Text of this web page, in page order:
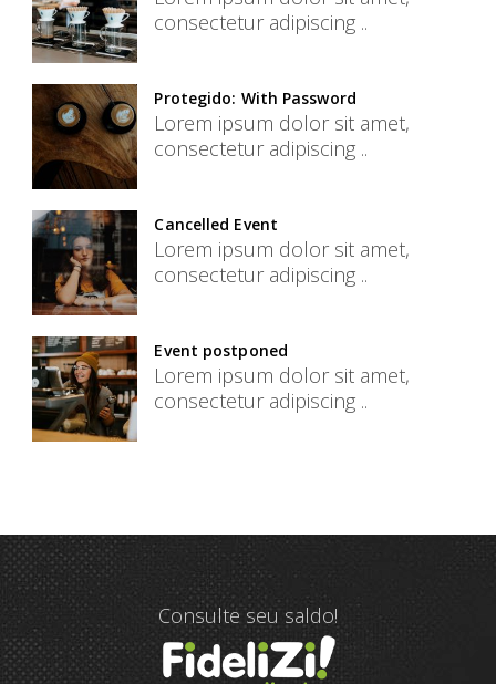
consectetur adipiscing ..
Protegido: With Password
Lorem ipsum dolor sit amet,
consectetur adipiscing ..
Cancelled Event
Lorem ipsum dolor sit amet,
consectetur adipiscing ..
Event postponed
Lorem ipsum dolor sit amet,
consectetur adipiscing ..
Consulte seu saldo!